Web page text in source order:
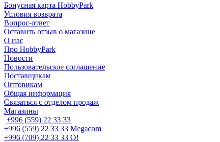
Бонусная карта HobbyPark
Условия возврата
Вопрос-ответ
Оставить отзыв о магазине
О нас
Про HobbyPark
Новости
Пользовательское соглашение
Поставщикам
Оптовикам
Общая информация
Связаться с отделом продаж
Магазины
+996 (559) 22 33 33
+996 (559) 22 33 33 Megacom
+996 (709) 22 33 33 O!